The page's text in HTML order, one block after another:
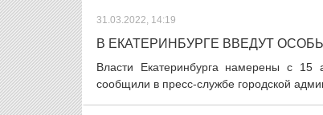
31.03.2022, 14:19
В ЕКАТЕРИНБУРГЕ ВВЕДУТ
Власти Екатеринбурга намерены с
сообщили в пресс-службе городской